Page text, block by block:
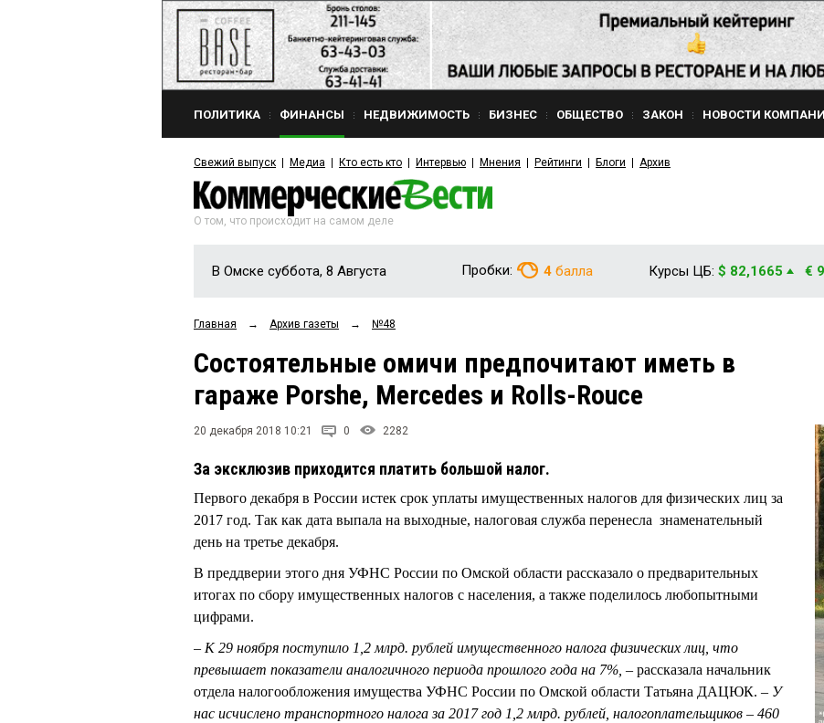
ПОЛИТИКА ФИНАНСЫ НЕДВИЖИМОСТЬ БИЗНЕС ОБЩЕСТВО ЗАКОН НОВОСТИ
Свежий выпуск Медиа Кто есть кто Интервью Мнения Рейтинги Блоги Архив
О том, что происходит на самом деле
В Омске суббота, 8 Августа Пробки: 4 балла Курсы ЦБ: $ 82,1665 €
Главная → Архив газеты → №48
Состоятельные омичи предпочитают иметь в
гараже Рorshe, Мercedes и Rolls-Rouce
20 декабря 2018 10:21 0 2282
За эксклюзив приходится платить большой налог.
Первого декабря в России истек срок уплаты имущественных налогов для физических лиц за
2017 год. Так как дата выпала на выходные, налоговая служба перенесла знаменательный
день на третье декабря.
В преддверии этого дня УФНС России по Омской области рассказало о предварительных
итогах по сбору имущественных налогов с населения, а также поделилось любопытными
цифрами.
– К 29 ноября поступило 1,2 млрд. рублей имущественного налога физических лиц, что
превышает показатели аналогичного периода прошлого года на 7%, – рассказала начальник
отдела налогообложения имущества УФНС России по Омской области Татьяна ДАЦЮК. – У
нас исчислено транспортного налога за 2017 год 1,2 млрд. рублей, налогоплательщиков – 460